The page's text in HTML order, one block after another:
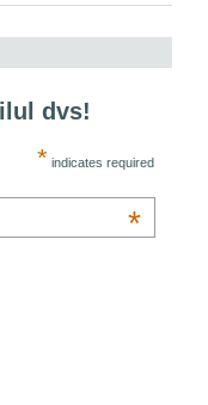
dvs!
* indicates required
*